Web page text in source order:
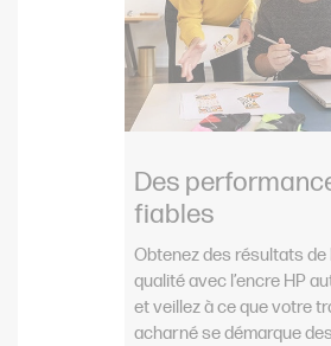
Des
fiables
Obtenez des résultats de
qualité avec l’encre HP
et veillez à ce que votre
acharné se démarque